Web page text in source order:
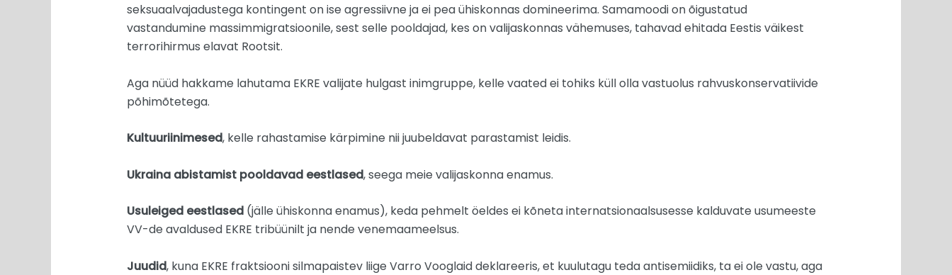
seksuaalvajadustega kontingent on ise agressiivne ja ei pea ühiskonnas domineerima. Samamoodi on õigustatud
vastandumine massimmigratsioonile, sest selle pooldajad, kes on valijaskonnas vähemuses, tahavad ehitada Eestis väikest
terrorihirmus elavat Rootsit.
Aga nüüd hakkame lahutama EKRE valijate hulgast inimgruppe, kelle vaated ei tohiks küll olla vastuolus rahvuskonservatiivide
põhimõtetega.
Kultuuriinimesed, kelle rahastamise kärpimine nii juubeldavat parastamist leidis.
Ukraina abistamist pooldavad eestlased, seega meie valijaskonna enamus.
Usuleiged eestlased (jälle ühiskonna enamus), keda pehmelt öeldes ei kõneta internatsionaalsusesse kalduvate usumeeste
VV-de avaldused EKRE tribüünilt ja nende venemaameelsus.
Juudid, kuna EKRE fraktsiooni silmapaistev liige Varro Vooglaid deklareeris, et kuulutagu teda antisemiidiks, ta ei ole vastu, aga